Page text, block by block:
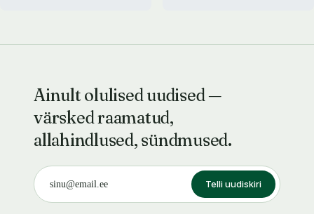
Ainult olulised uudised —
värsked raamatud,
allahindlused, sündmused.
Telli uudiskiri